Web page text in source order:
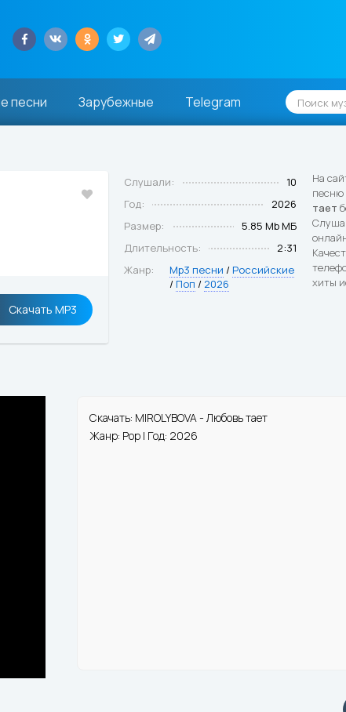
песни Зарубежные Telegram
Скачать MP3
Слушали:
10
Год:
2026
Размер:
5.85 Mb МБ
Длительность:
2:31
Жанр:
Mp3 песни / Российские
/ Поп / 2026
На
песню
тает
хиты
Скачать: MIROLYBOVA - Любовь тает
Жанр: Pop | Год: 2026